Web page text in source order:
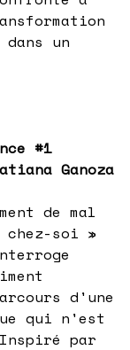
un
#1
Ganoza
de mal
chez-soi »
d'une
qui n'est
par